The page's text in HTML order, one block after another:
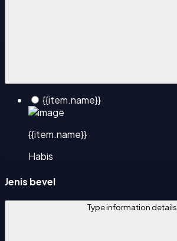
{{item.name}}
{{item.name}}
Habis
Jenis bevel
Type information details